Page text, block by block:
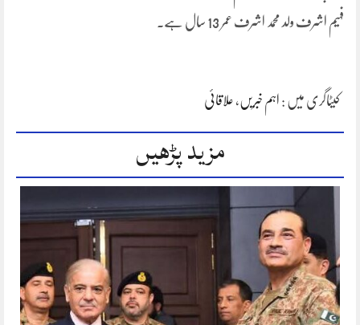
فہیم اشرف ولد محمد اشرف عمر 13 سال ہے۔
کیٹاگری میں : اہم خبریں ، علاقائی
مزید پڑھیں